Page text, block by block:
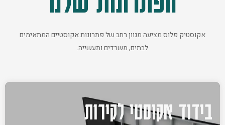
אקוסטיק פלוס מציעה מגוון רחב של פתרונות אקוסטיים המתאימים
לבתים, משרדים ותעשייה.
בידוד אקוסטי לקירות